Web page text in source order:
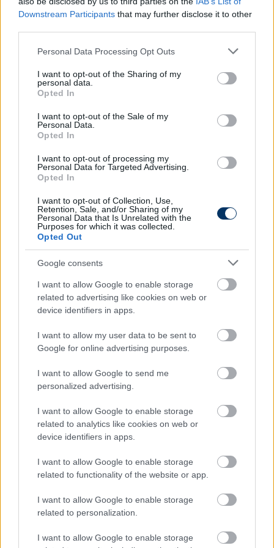
Downstream Participants that may further disclose it to other
Please note that this website/app uses one or more Google
not limited to your visit or usage behaviour. You may click to
grant or deny consent to Google and its third-party tags to
use your data for below specified purposes in below Google
consent section.
Personal Data Processing Opt Outs
I want to opt-out of the Sharing of my
personal data.
Opted In
I want to opt-out of the Sale of my
Personal Data.
Opted In
I want to opt-out of processing my
Personal Data for Targeted Advertising.
Opted In
I want to opt-out of Collection, Use,
Retention, Sale, and/or Sharing of my
Personal Data that Is Unrelated with the
Purposes for which it was collected.
Opted Out
Google consents
I want to allow Google to enable storage
related to advertising like cookies on web or
device identifiers in apps.
I want to allow my user data to be sent to
Google for online advertising purposes.
I want to allow Google to send me
personalized advertising.
I want to allow Google to enable storage
related to analytics like cookies on web or
device identifiers in apps.
I want to allow Google to enable storage
related to functionality of the website or app.
I want to allow Google to enable storage
related to personalization.
I want to allow Google to enable storage
ember ült a lelátókon. Éppen emiatt tudom igazán
értékelni a jelenlegi helyzetet.
Olvastad már?
Nagy elismerés Kerkeznek: "Útban van
afelé, hogy Európa egyik legjobb
szélső védője legyen"
Az angol liga honlapja szerint Kerkez Európa egyik
Elolvasom
között legyen a Google-találatokban